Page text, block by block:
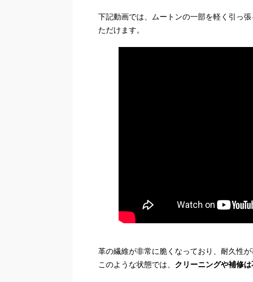
下記動画では、ムートンの一部を軽く引っ張
ただけます。
革の繊維が非常に脆くなっており、耐久性
このような状態では、 クリーニングや補修